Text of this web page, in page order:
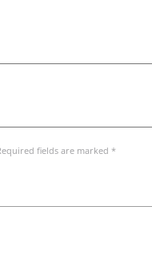
fields are marked *